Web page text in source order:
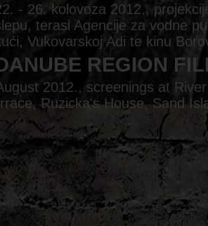
- 26. kolovoza 2012.,
terasi Agencije za vodne
Vukovarskoj Adi te kinu
REGION
2012., screenings at
Ruzicka's House, Sand